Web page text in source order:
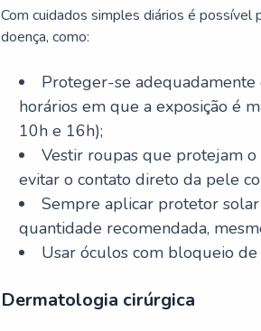
Com cuidados simples diários é possível
doença, como:
Proteger-se
horários em que a exposição é
10h e 16h);
Vestir roupas que protejam o
evitar o contato direto da pele
Sempre aplicar protetor
quantidade recomendada,
Usar óculos com bloqueio de
Dermatologia cirúrgica